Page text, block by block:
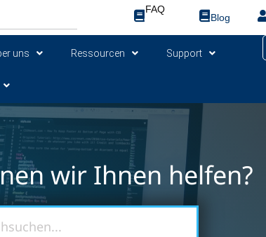
FAQ
Blog
uns Ressourcen Support
wir Ihnen helfen?